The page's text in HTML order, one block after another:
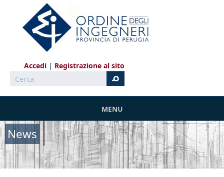
Salta al contenuto principale
Accedi
Registrazione al sito
Cerca
MENU
News